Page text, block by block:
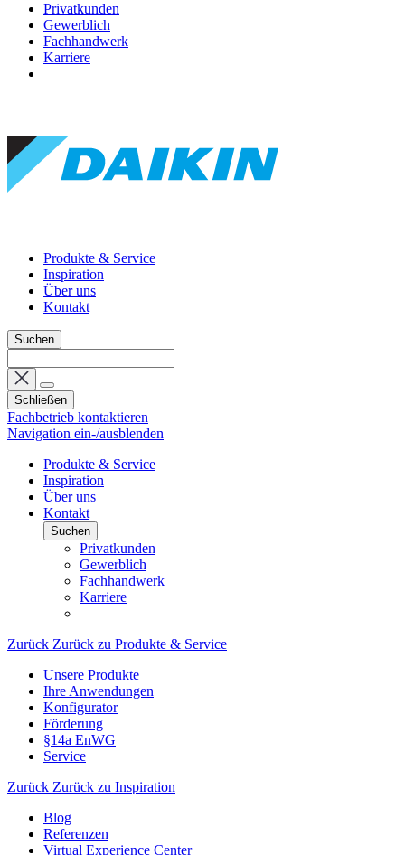
Privatkunden
Gewerblich
Fachhandwerk
Karriere
Produkte & Service
Inspiration
Über uns
Kontakt
Suchen
Schließen
Fachbetrieb kontaktieren
Navigation ein-/ausblenden
Produkte & Service
Inspiration
Über uns
Kontakt
Suchen
Privatkunden
Gewerblich
Fachhandwerk
Karriere
Zurück Zurück zu Produkte & Service
Unsere Produkte
Ihre Anwendungen
Konfigurator
Förderung
§14a EnWG
Service
Zurück Zurück zu Inspiration
Blog
Referenzen
Virtual Experience Center